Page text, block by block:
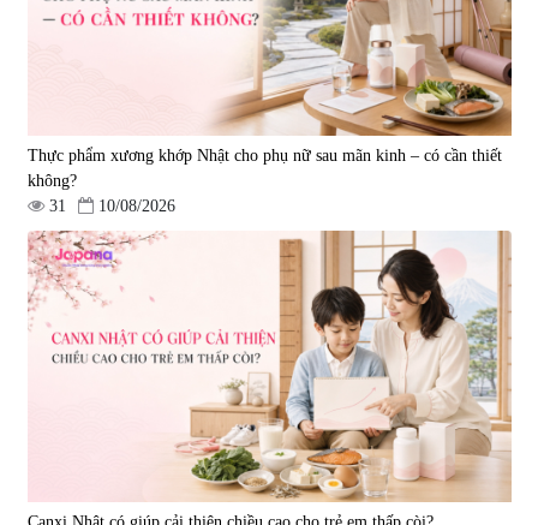
Thực phẩm xương khớp Nhật cho phụ nữ sau mãn kinh – có cần thiết
không?
31
10/08/2026